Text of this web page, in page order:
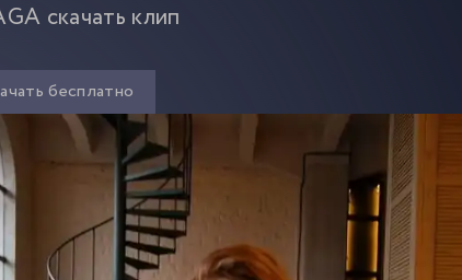
скачать клип
бесплатно